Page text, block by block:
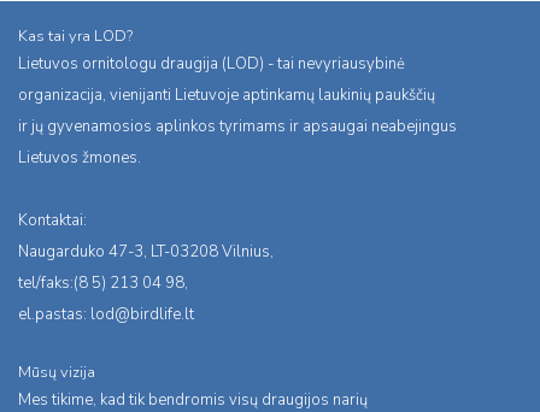
Kas tai yra LOD?
Lietuvos ornitologu draugija (LOD) - tai nevyriausybinė
organizacija, vienijanti Lietuvoje aptinkamų laukinių paukščių
ir jų gyvenamosios aplinkos tyrimams ir apsaugai neabejingus
Lietuvos žmones.
Kontaktai:
Naugarduko 47-3, LT-03208 Vilnius,
tel/faks:(8 5) 213 04 98,
el.pastas: lod@birdlife.lt
Mūsų vizija
Mes tikime, kad tik bendromis visų draugijos narių